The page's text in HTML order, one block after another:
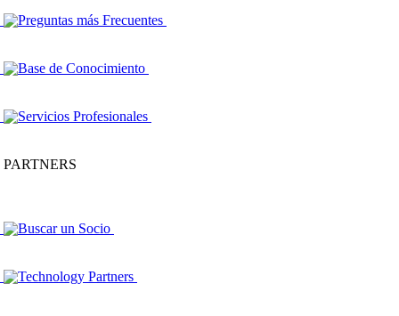
Preguntas más Frecuentes
Base de Conocimiento
Servicios Profesionales
PARTNERS
Buscar un Socio
Technology Partners